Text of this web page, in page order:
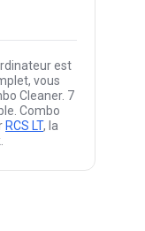
est
vous
Cleaner. 7
Combo
RCS LT, la